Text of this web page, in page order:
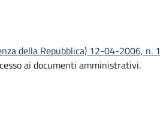
della Repubblica) 12-04-2006, n.
ai documenti amministrativi.